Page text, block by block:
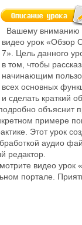
Вашему вниманию
видео урок «Обзор
7». Цель данного
в том, чтобы
начинающим
всех основных
и сделать краткий
объяснит
примере
Этот урок
аудио
редактор.
видео урок
портале.